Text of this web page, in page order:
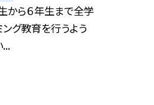
から６年生まで全学
グ教育を行うよう